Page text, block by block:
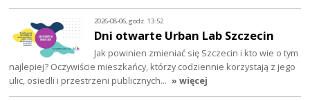
2026-08-06, godz. 13:52
Dni otwarte Urban Lab Szczecin
Jak powinien zmieniać się Szczecin i kto wie o tym
najlepiej? Oczywiście mieszkańcy, którzy codziennie korzystają z jego
ulic, osiedli i przestrzeni publicznych… » więcej